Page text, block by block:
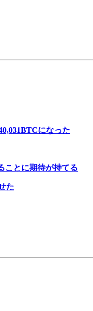
になった
ことに期待が持てる
た